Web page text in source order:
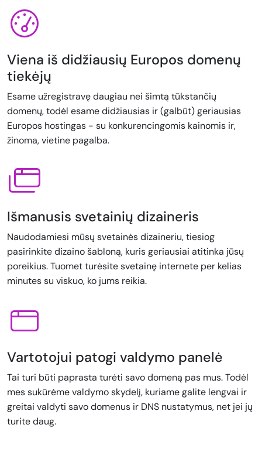
Viena iš didžiausių Europos domenų
tiekėjų
Esame užregistravę daugiau nei šimtą tūkstančių
domenų, todėl esame didžiausias ir (galbūt) geriausias
Europos hostingas - su konkurencingomis kainomis ir,
žinoma, vietine pagalba.
Išmanusis svetainių dizaineris
Naudodamiesi mūsų svetainės dizaineriu, tiesiog
pasirinkite dizaino šabloną, kuris geriausiai atitinka jūsų
poreikius. Tuomet turėsite svetainę internete per kelias
minutes su viskuo, ko jums reikia.
Vartotojui patogi valdymo panelė
Tai turi būti paprasta turėti savo domeną pas mus. Todėl
mes sukūrėme valdymo skydelį, kuriame galite lengvai ir
greitai valdyti savo domenus ir DNS nustatymus, net jei jų
turite daug.